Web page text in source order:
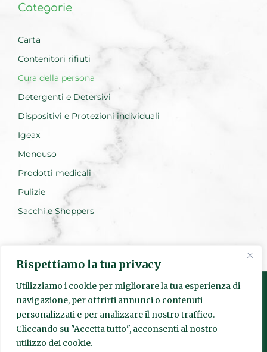
Rispettiamo la tua privacy
Utilizziamo i cookie per migliorare la tua esperienza di
navigazione, per offrirti annunci o contenuti
personalizzati e per analizzare il nostro traffico.
Cliccando su "Accetta tutto", acconsenti al nostro
utilizzo dei cookie.
Categorie
Carta
Contenitori rifiuti
Cura della persona
Detergenti e Detersivi
Dispositivi e Protezioni individuali
Igeax
Monouso
Prodotti medicali
Pulizie
Sacchi e Shoppers
© Quadrante s.r.l. | Sede Legale: Via Pietro Fumaroli, 24 00155
Realizzato da Everest Innovation